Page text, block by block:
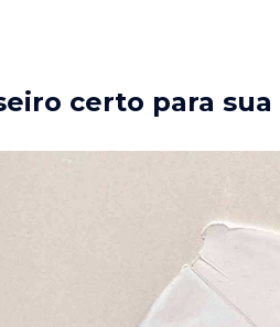
certo para sua